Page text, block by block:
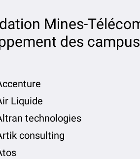
Mines-
des campus
Liquide
technologies
consulting